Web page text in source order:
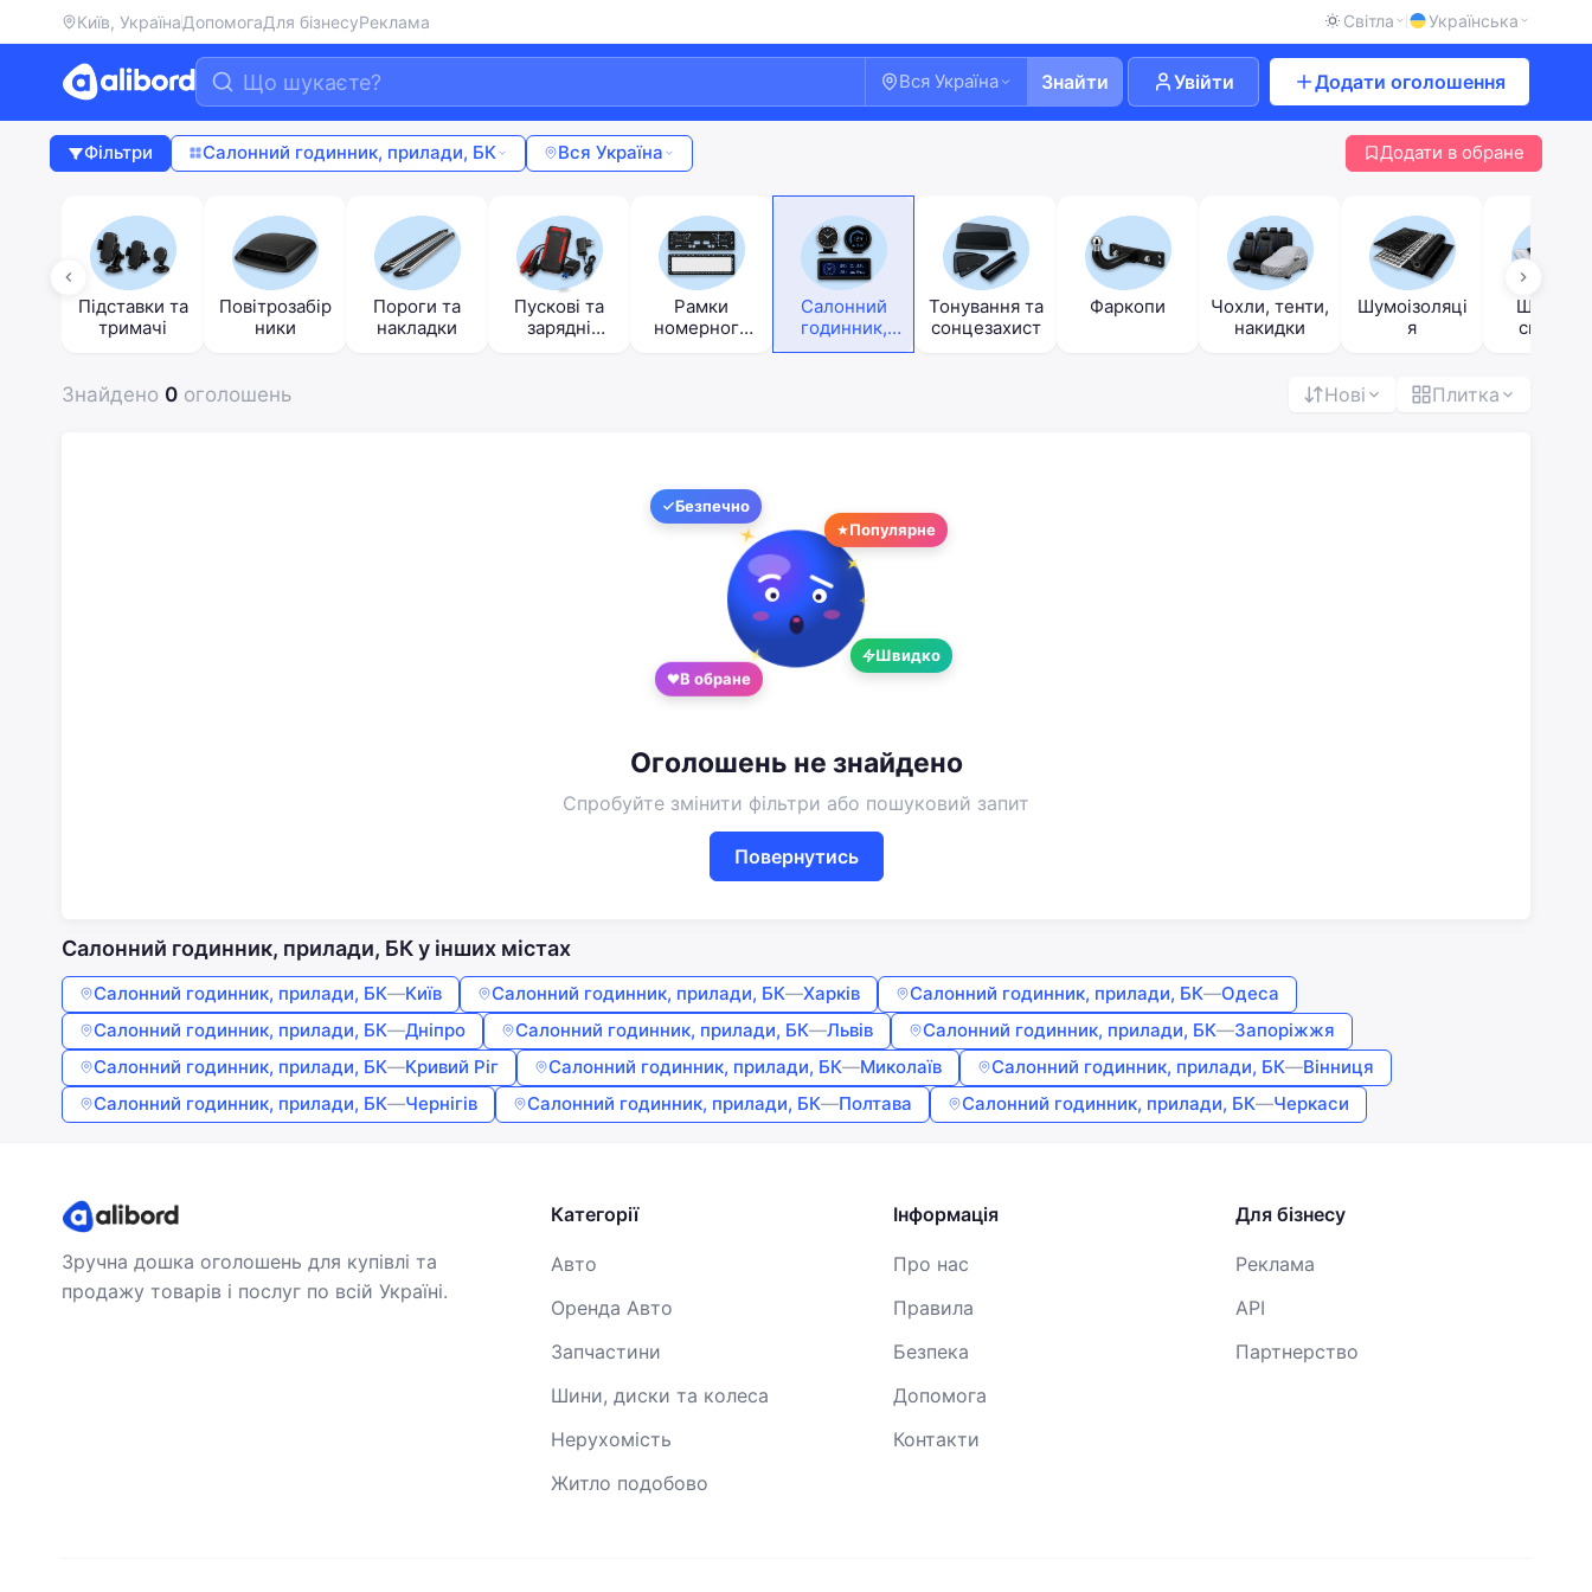
Київ, УкраїнаДопомогаДля бізнесуРеклама Світла Українська
Вся Україна Знайти Увійти Додати оголошення
Фільтри Салонний годинник, прилади, БК Вся Україна Додати в обране
Підставки та
тримачі
Повітрозабір
ники
Пороги та
накладки
Пускові та
зарядні
Рамки
номерного
Салонний
годинник,
прилади, БК
Тонування та
сонцезахист
Фаркопи
Чохли, тенти,
накидки
Шумоізоляці
я
Щітки та
скребки
Знайдено 0 оголошень Нові Плитка
Безпечно
Популярне
Швидко
В обране
Оголошень не знайдено
Спробуйте змінити фільтри або пошуковий запит
Повернутись
Салонний годинник, прилади, БК у інших містах
Салонний годинник, прилади, БК—Київ Салонний годинник, прилади, БК—Харків Салонний годинник, прилади, БК—Одеса
Салонний годинник, прилади, БК—Дніпро Салонний годинник, прилади, БК—Львів Салонний годинник, прилади, БК—Запоріжжя
Салонний годинник, прилади, БК—Кривий Ріг Салонний годинник, прилади, БК—Миколаїв Салонний годинник, прилади, БК—Вінниця
Салонний годинник, прилади, БК—Чернігів Салонний годинник, прилади, БК—Полтава Салонний годинник, прилади, БК—Черкаси
Зручна дошка оголошень для купівлі та
продажу товарів і послуг по всій Україні.
Категорії
Авто
Оренда Авто
Запчастини
Шини, диски та колеса
Нерухомість
Житло подобово
Інформація
Про нас
Правила
Безпека
Допомога
Контакти
Для бізнесу
Реклама
API
Партнерство
Ласкаво просимо!
Увійдіть або створіть акаунт
Google
Вхід
Пароль
Увійти
Продовжуючи, ви погоджуєтесь зУмовами використання,
Договором публічної офертитаПолітикою